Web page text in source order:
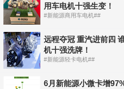
用车电机十强生变！
#新能源商用车电机##
远程夺冠 重汽进前四
机十强洗牌！
#新能源轻卡电机##
6月新能源小微卡增